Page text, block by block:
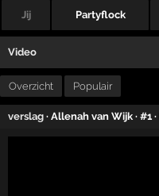
Jij Partyflock
Video
Overzicht Populair
verslag · Allenah van Wijk · #1 ·